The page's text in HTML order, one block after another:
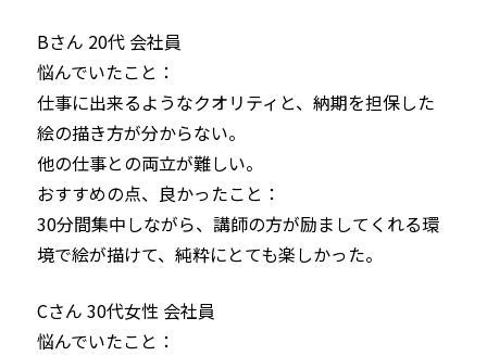
Bさん 20代 会社員
悩んでいたこと：
仕事に出来るようなクオリティと、納期を担保した
絵の描き方が分からない。
他の仕事との両立が難しい。
おすすめの点、良かったこと：
30分間集中しながら、講師の方が励ましてくれる環
境で絵が描けて、純粋にとても楽しかった。
Cさん 30代女性 会社員
悩んでいたこと：